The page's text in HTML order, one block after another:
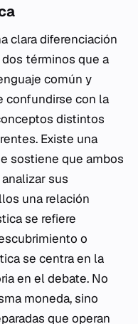
clara diferenciación
términos que a
común y
confundirse con la
distintos
Existe una
sostiene que ambos
sus
una relación
se refiere
o
se centra en la
en el debate. No
moneda, sino
que operan